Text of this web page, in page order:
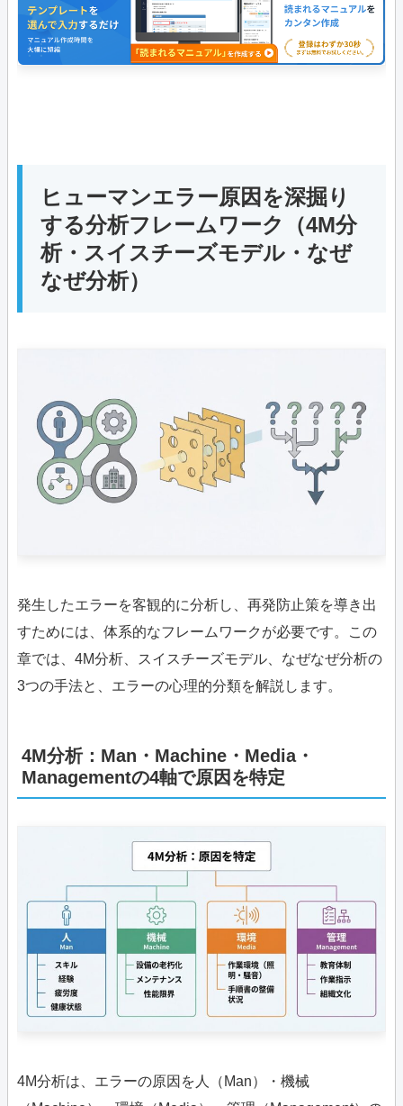
ヒューマンエラー原因を深掘り
する分析フレームワーク（4M分
析・スイスチーズモデル・なぜ
なぜ分析）
発生したエラーを客観的に分析し、再発防止策を導き出
すためには、体系的なフレームワークが必要です。この
章では、4M分析、スイスチーズモデル、なぜなぜ分析の
3つの手法と、エラーの心理的分類を解説します。
4M分析：Man・Machine・Media・
Managementの4軸で原因を特定
4M分析は、エラーの原因を人（Man）・機械